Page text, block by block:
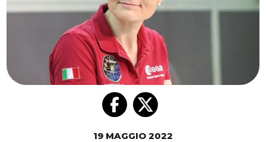
19 MAGGIO 2022